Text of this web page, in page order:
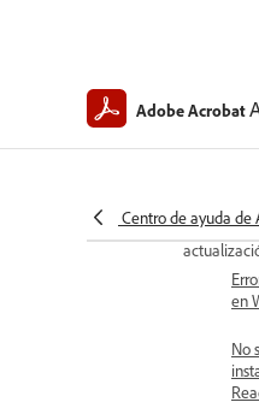
Adobe Acrobat
Centro de ayuda de
Solucionar
en
No